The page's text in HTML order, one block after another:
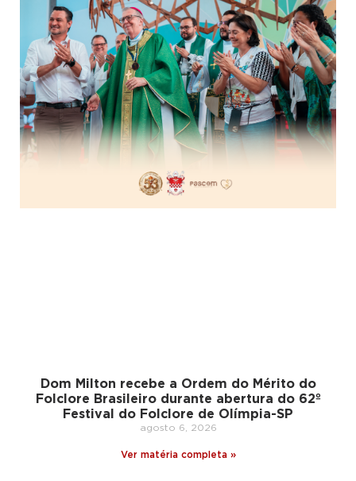
Dom Milton recebe a Ordem do Mérito do
Folclore Brasileiro durante abertura do 62º
Festival do Folclore de Olímpia-SP
agosto 6, 2026
Ver matéria completa »